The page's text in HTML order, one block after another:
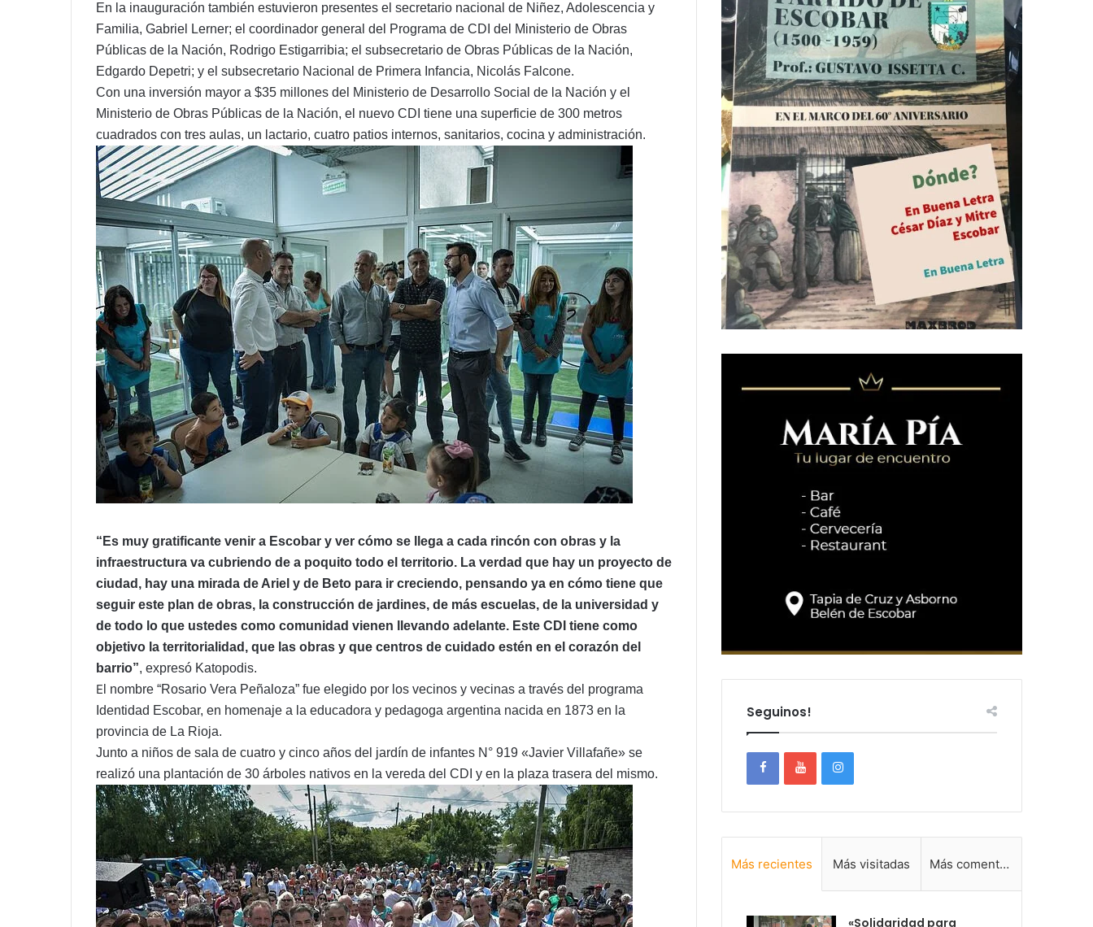
En la inauguración también estuvieron presentes el secretario nacional de Niñez, Adolescencia y
Familia, Gabriel Lerner; el coordinador general del Programa de CDI del Ministerio de Obras
Públicas de la Nación, Rodrigo Estigarribia; el subsecretario de Obras Públicas de la Nación,
Edgardo Depetri; y el subsecretario Nacional de Primera Infancia, Nicolás Falcone.
Con una inversión mayor a $35 millones del Ministerio de Desarrollo Social de la Nación y el
Ministerio de Obras Públicas de la Nación, el nuevo CDI tiene una superficie de 300 metros
cuadrados con tres aulas, un lactario, cuatro patios internos, sanitarios, cocina y administración.
“Es muy gratificante venir a Escobar y ver cómo se llega a cada rincón con obras y la
infraestructura va cubriendo de a poquito todo el territorio. La verdad que hay un proyecto de
ciudad, hay una mirada de Ariel y de Beto para ir creciendo, pensando ya en cómo tiene que
seguir este plan de obras, la construcción de jardines, de más escuelas, de la universidad y
de todo lo que ustedes como comunidad vienen llevando adelante. Este CDI tiene como
objetivo la territorialidad, que las obras y que centros de cuidado estén en el corazón del
barrio”, expresó Katopodis.
E l nombre “Rosario Vera Peñaloza” fue elegido por los vecinos y vecinas a través del programa
Identidad Escobar, en homenaje a la educadora y pedagoga argentina nacida en 1873 en la
provincia de La Rioja.
Junto a niños de sala de cuatro y cinco años del jardín de infantes N° 919 «Javier Villafañe» se
realizó una plantación de 30 árboles nativos en la vereda del CDI y en la plaza trasera del mismo.
Seguinos!
Más recientes Más visitadas Más comentadas
«Solidaridad para